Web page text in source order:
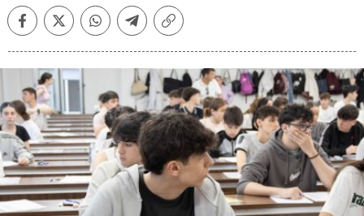
FacebookTwitterWhatsappTelegramCopiar